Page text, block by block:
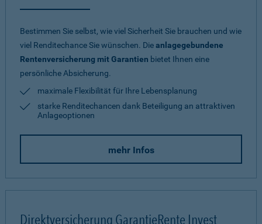
Bestimmen Sie selbst, wie viel Sicherheit Sie brauchen und wie
viel Renditechance Sie wünschen. Dieanlagegebundene
Rentenversicherung mit Garantien bietet Ihnen eine
persönliche Absicherung.
maximale Flexibilität für Ihre Lebensplanung
starke Renditechancen dank Beteiligung an attraktiven
Anlageoptionen
mehr Infos
Direktversicherung GarantieRente Invest